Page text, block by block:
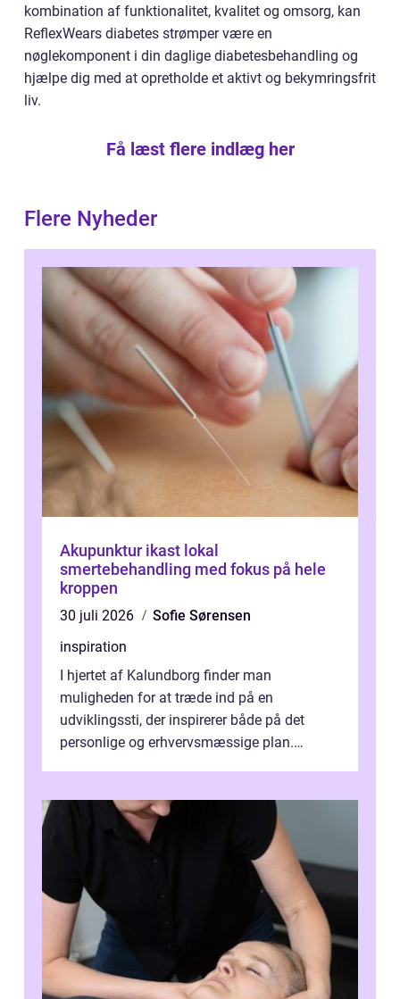
kombination af funktionalitet, kvalitet og omsorg, kan
ReflexWears diabetes strømper være en
nøglekomponent i din daglige diabetesbehandling og
hjælpe dig med at opretholde et aktivt og bekymringsfrit
liv.
Få læst flere indlæg her
Flere Nyheder
Akupunktur ikast lokal
smertebehandling med fokus på hele
kroppen
30 juli 2026
Sofie Sørensen
inspiration
I hjertet af Kalundborg finder man
muligheden for at træde ind på en
udviklingssti, der inspirerer både på det
personlige og erhvervsmæssige plan.